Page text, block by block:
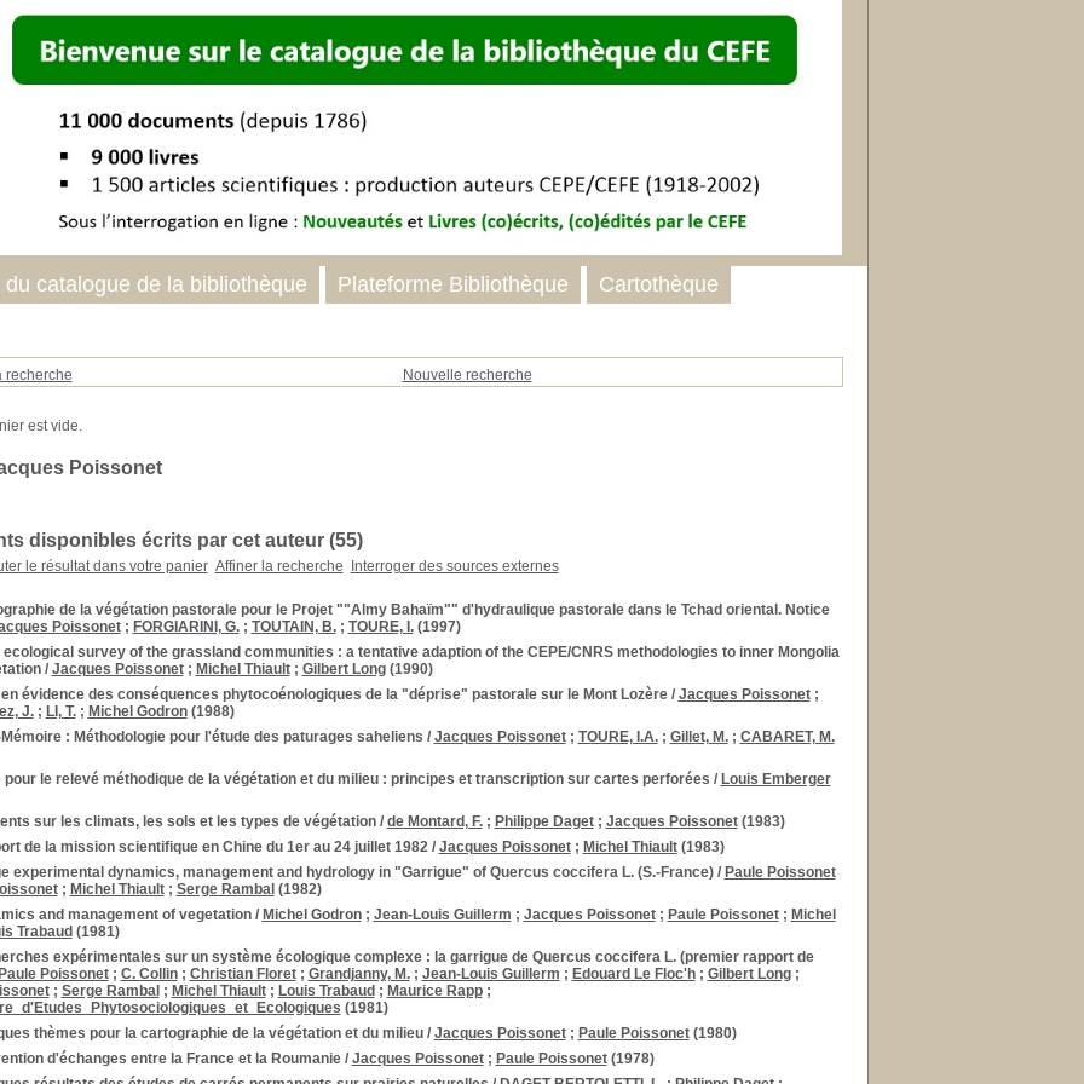
recherche Nouvelle recherche
Poissonet
disponibles écrits par cet auteur (55)
le résultat dans votre panier Affiner la recherche Interroger des sources externes
de la végétation pastorale pour le Projet ""Almy Bahaïm"" d'hydraulique pastorale dans le Tchad oriental. Notice
Poissonet; FORGIARINI, G.; TOUTAIN, B.; TOURE, I.(1997)
ecological survey of the grassland communities : a tentative adaption of the CEPE/CNRS methodologies to inner Mongolia
/ Jacques Poissonet; Michel Thiault; Gilbert Long(1990)
en évidence des conséquences phytocoénologiques de la "déprise" pastorale sur le Mont Lozère/ Jacques Poissonet;
J.; LI, T.; Michel Godron(1988)
: Méthodologie pour l'étude des paturages saheliens / Jacques Poissonet; TOURE, I.A.; Gillet, M.; CABARET, M.
pour le relevé méthodique de la végétation et du milieu : principes et transcription sur cartes perforées / Louis Emberger
sur les climats, les sols et les types de végétation/ de Montard, F.; Philippe Daget; Jacques Poissonet(1983)
de la mission scientifique en Chine du 1er au 24 juillet 1982/ Jacques Poissonet; Michel Thiault(1983)
experimental dynamics, management and hydrology in "Garrigue" of Quercus coccifera L. (S.-France)/ Paule Poissonet
; Michel Thiault; Serge Rambal (1982)
and management of vegetation/ Michel Godron; Jean-Louis Guillerm ; Jacques Poissonet; Paule Poissonet; Michel
Trabaud (1981)
expérimentales sur un système écologique complexe : la garrigue de Quercus coccifera L. (premier rapport de
Paule Poissonet; C. Collin; Christian Floret; Grandjanny, M.; Jean-Louis Guillerm ; Edouard Le Floc'h; Gilbert Long;
; Serge Rambal ; Michel Thiault; Louis Trabaud ; Maurice Rapp;
(1981)
thèmes pour la cartographie de la végétation et du milieu/ Jacques Poissonet; Paule Poissonet(1980)
d'échanges entre la France et la Roumanie/ Jacques Poissonet; Paule Poissonet(1978)
du catalogue de la bibliothèque Plateforme Bibliothèque Cartothèque